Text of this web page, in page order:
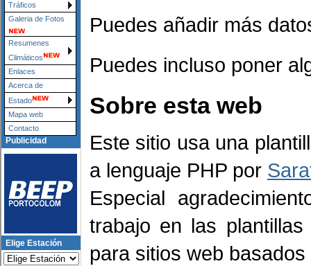
Tráficos
Galeria de Fotos
Resumenes
Climáticos
Enlaces
Acerca de
Estado
Mapa web
Contacto
Publicidad
Elige Estación
Puedes añadir más
Puedes incluso poner
Sobre esta web
Este sitio usa una
a lenguaje PHP por
Especial
trabajo en las
para sitios web basados